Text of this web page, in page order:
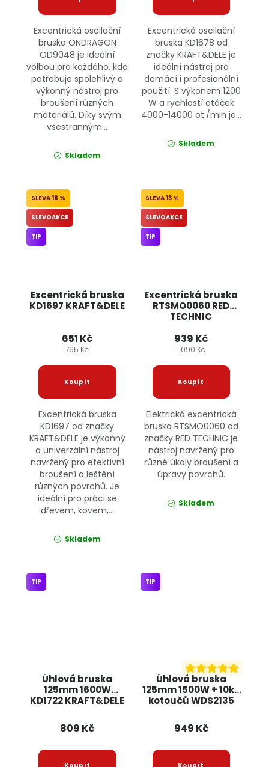
Excentrická oscilační
bruska ONDRAGON
OD9048 je ideální
volbou pro každého, kdo
potřebuje spolehlivý a
výkonný nástroj pro
broušení různých
materiálů. Díky svým
všestranným...
Skladem
Excentrická oscilační
bruska KD1678 od
značky KRAFT&DELE je
ideální nástroj pro
domácí i profesionální
použití. S výkonem 1200
W a rychlostí otáček
4000-14000 ot./min je...
Skladem
Excentrická bruska
KD1697 KRAFT&DELE
18 %
SLEVOAKCE
TIP
651 Kč
795 Kč
Excentrická bruska
KD1697 od značky
KRAFT&DELE je výkonný
a univerzální nástroj
navržený pro efektivní
broušení a leštění
různých povrchů. Je
ideální pro práci se
dřevem, kovem,...
Skladem
Excentrická bruska
RTSMO0060 RED
TECHNIC
13 %
SLEVOAKCE
TIP
939 Kč
1 090 Kč
Elektrická excentrická
bruska RTSMO0060 od
značky RED TECHNIC je
nástroj navržený pro
různé úkoly broušení a
úpravy povrchů.
Skladem
Úhlová bruska
125mm 1600W
KD1722 KRAFT&DELE
TIP
809 Kč
Úhlová bruska
125mm 1500W + 10ks
kotoučů WDS2135
TIP
949 Kč